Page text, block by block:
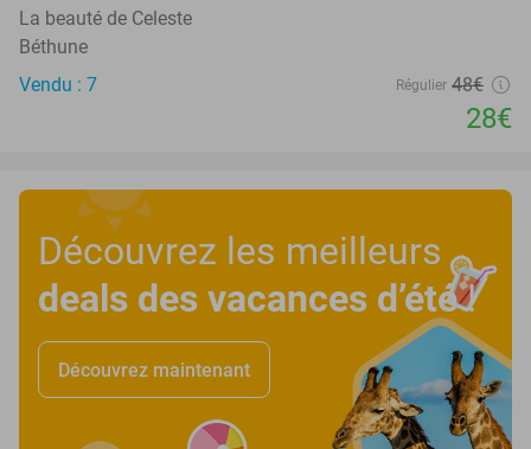
La beauté de Celeste
Béthune
Vendu : 7
Régulier 48€
28€
Découvrez les meilleurs
deals des vacances d’été!
Découvrez maintenant